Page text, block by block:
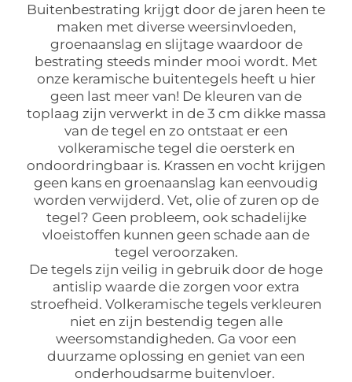
Buitenbestrating krijgt door de jaren heen te
maken met diverse weersinvloeden,
groenaanslag en slijtage waardoor de
bestrating steeds minder mooi wordt. Met
onze keramische buitentegels heeft u hier
geen last meer van! De kleuren van de
toplaag zijn verwerkt in de 3 cm dikke massa
van de tegel en zo ontstaat er een
volkeramische tegel die oersterk en
ondoordringbaar is. Krassen en vocht krijgen
geen kans en groenaanslag kan eenvoudig
worden verwijderd. Vet, olie of zuren op de
tegel? Geen probleem, ook schadelijke
vloeistoffen kunnen geen schade aan de
tegel veroorzaken.
De tegels zijn veilig in gebruik door de hoge
antislip waarde die zorgen voor extra
stroefheid. Volkeramische tegels verkleuren
niet en zijn bestendig tegen alle
weersomstandigheden. Ga voor een
duurzame oplossing en geniet van een
onderhoudsarme buitenvloer.